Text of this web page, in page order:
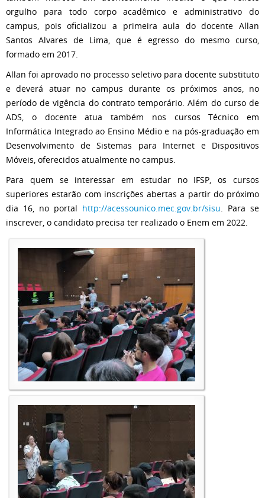
orgulho para todo corpo acadêmico e administrativo do
campus, pois oficializou a primeira aula do docente Allan
Santos Alvares de Lima, que é egresso do mesmo curso,
formado em 2017.
Allan foi aprovado no processo seletivo para docente substituto
e deverá atuar no campus durante os próximos anos, no
período de vigência do contrato temporário. Além do curso de
ADS, o docente atua também nos cursos Técnico em
Informática Integrado ao Ensino Médio e na pós-graduação em
Desenvolvimento de Sistemas para Internet e Dispositivos
Móveis, oferecidos atualmente no campus.
Para quem se interessar em estudar no IFSP, os cursos
superiores estarão com inscrições abertas a partir do próximo
dia 16, no portal http://acessounico.mec.gov.br/sisu. Para se
inscrever, o candidato precisa ter realizado o Enem em 2022.